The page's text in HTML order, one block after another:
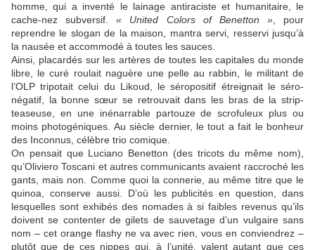
homme, qui a inventé le lainage antiraciste et humanitaire, le
cache-nez subversif.« United Colors of Benetton », pour
reprendre le slogan de la maison, mantra servi, resservi jusqu’à
la nausée et accommodé à toutes les sauces.
Ainsi, placardés sur les artères de toutes les capitales du monde
libre, le curé roulait naguère une pelle au rabbin, le militant de
l’OLP tripotait celui du Likoud, le séropositif étreignait le séro-
négatif, la bonne sœur se retrouvait dans les bras de la strip-
teaseuse, en une inénarrable partouze de scrofuleux plus ou
moins photogéniques. Au siècle dernier, le tout a fait le bonheur
des Inconnus, célèbre trio comique.
On pensait que Luciano Benetton (des tricots du même nom),
qu’Oliviero Toscani et autres communicants avaient raccroché les
gants, mais non. Comme quoi la connerie, au même titre que le
quinoa, conserve aussi. D’où les publicités en question, dans
lesquelles sont exhibés des nomades à si faibles revenus qu’ils
doivent se contenter de gilets de sauvetage d’un vulgaire sans
nom – cet orange flashy ne va avec rien, vous en conviendrez –
plutôt que de ces nippes qui, à l’unité, valent autant que ces